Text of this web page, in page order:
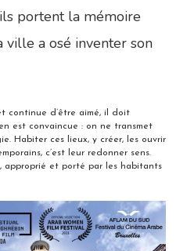
portent la mémoire
ville a osé inventer son
continue d’être aimé, il doit
est convaincue : on ne transmet
Habiter ces lieux, y créer, les ouvrir
c’est leur redonner sens.
approprié et porté par les habitants